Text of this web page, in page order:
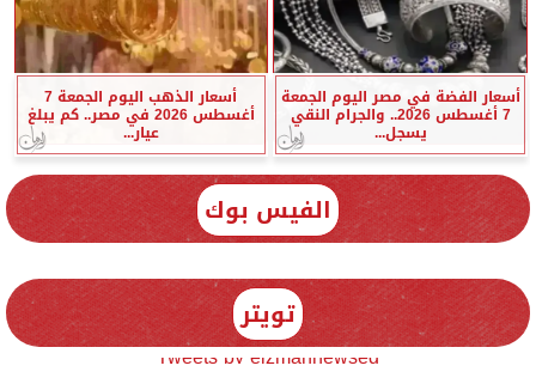
أسعار الفضة في مصر اليوم الجمعة
7 أغسطس 2026.. والجرام النقي
يسجل...
أسعار الذهب اليوم الجمعة 7
أغسطس 2026 في مصر.. كم يبلغ
عيار...
الفيس بوك
تويتر
Tweets by elzmannewseg